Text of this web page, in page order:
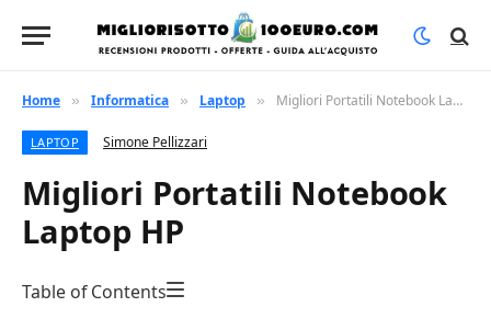
Home » Informatica » Laptop » Migliori Portatili Notebook Laptop HP
LAPTOP Simone Pellizzari
Migliori Portatili Notebook
Laptop HP
Table of Contents